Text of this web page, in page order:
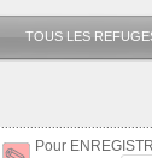
TOUS LES
Pour